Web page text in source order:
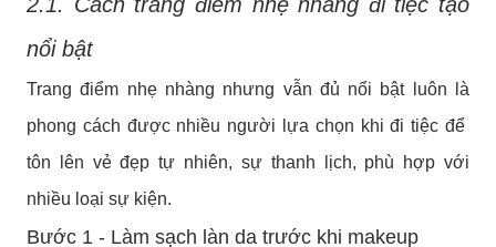
nổi bật
Trang điểm nhẹ nhàng nhưng vẫn đủ nổi bật luôn là
phong cách được nhiều người lựa chọn khi đi tiệc để
tôn lên vẻ đẹp tự nhiên, sự thanh lịch, phù hợp với
nhiều loại sự kiện.
Bước 1 - Làm sạch làn da trước khi makeup